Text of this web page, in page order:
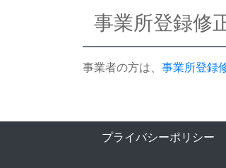
事業所登録修
事業者の方は、 事業所登録
プライバシーポリシー